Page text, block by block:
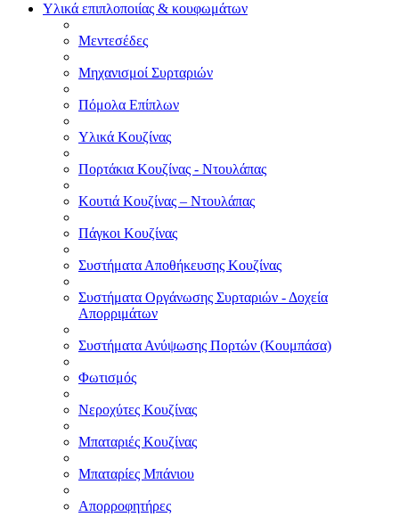
Υλικά επιπλοποιίας & κουφωμάτων
Μεντεσέδες
Μηχανισμοί Συρταριών
Πόμολα Επίπλων
Υλικά Κουζίνας
Πορτάκια Κουζίνας - Ντουλάπας
Κουτιά Κουζίνας – Ντουλάπας
Πάγκοι Κουζίνας
Συστήματα Αποθήκευσης Κουζίνας
Συστήματα Οργάνωσης Συρταριών - Δοχεία
Απορριμάτων
Συστήματα Ανύψωσης Πορτών (Κουμπάσα)
Φωτισμός
Νεροχύτες Κουζίνας
Μπαταριές Κουζίνας
Μπαταρίες Μπάνιου
Απορροφητήρες